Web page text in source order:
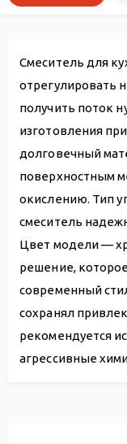
Смеситель для
отрегулировать
получить поток
изготовления
долговечный
поверхностным
окислению. Тип
смеситель
Цвет модели —
решение,
современный
сохранял
рекомендуется
агрессивные